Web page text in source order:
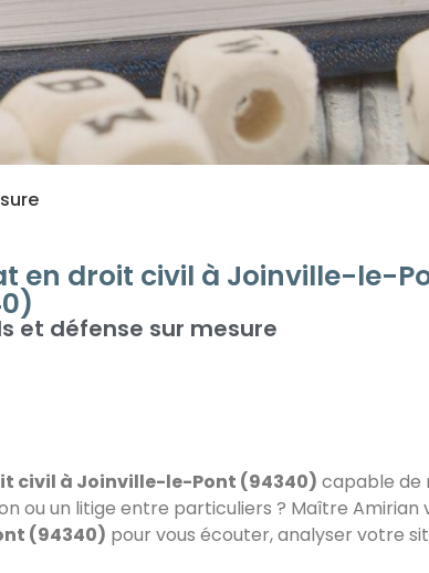
en droit civil à Joinville-le-
et défense sur mesure
civil à Joinville-le-Pont (94340) capable de
ou un litige entre particuliers ? Maître Amirian
(94340) pour vous écouter, analyser votre